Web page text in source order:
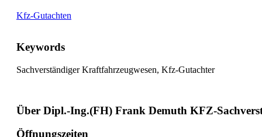
Kfz-Gutachten
Keywords
Sachverständiger Kraftfahrzeugwesen, Kfz-Gutachter
Über Dipl.-Ing.(FH) Frank Demuth KFZ-
Öffnungszeiten